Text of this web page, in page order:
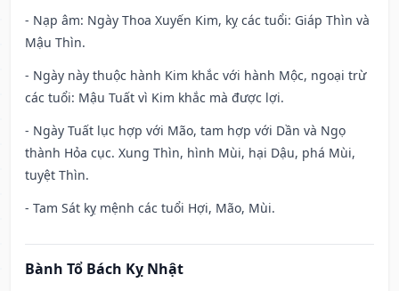
- Nạp âm: Ngày Thoa Xuyến Kim, kỵ các tuổi: Giáp Thìn và
Mậu Thìn.
- Ngày này thuộc hành Kim khắc với hành Mộc, ngoại trừ
các tuổi: Mậu Tuất vì Kim khắc mà được lợi.
- Ngày Tuất lục hợp với Mão, tam hợp với Dần và Ngọ
thành Hỏa cục. Xung Thìn, hình Mùi, hại Dậu, phá Mùi,
tuyệt Thìn.
- Tam Sát kỵ mệnh các tuổi Hợi, Mão, Mùi.
Bành Tổ Bách Kỵ Nhật